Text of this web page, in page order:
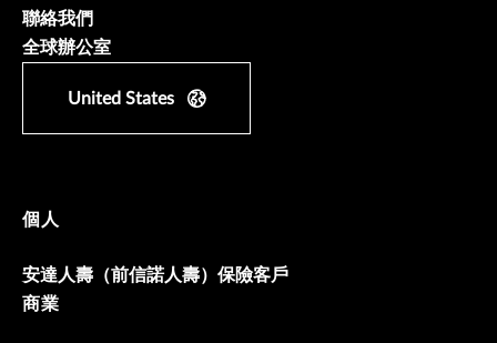
聯絡我們
全球辦公室
United States
個人
安達人壽（前信諾人壽）保險客戶
商業